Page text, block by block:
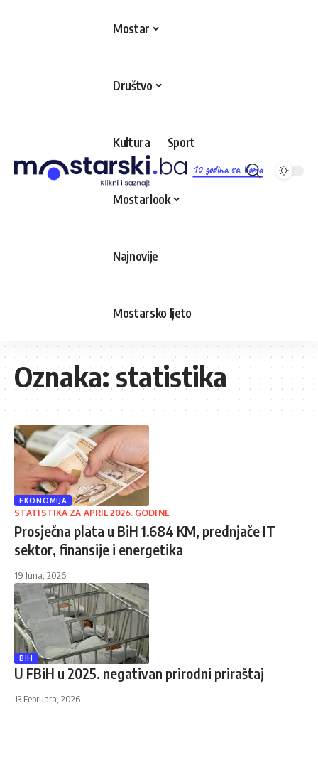
10 godina sa Vama
Mostar
Društvo
Kultura Sport
Mostarlook
Najnovije
Mostarsko ljeto
Oznaka:statistika
EKONOMIJA
STATISTIKA ZA APRIL 2026. GODINE
Prosječna plata u BiH 1.684 KM, prednjače IT
sektor, finansije i energetika
19 Juna, 2026
BIH
U FBiH u 2025. negativan prirodni priraštaj
13 Februara, 2026